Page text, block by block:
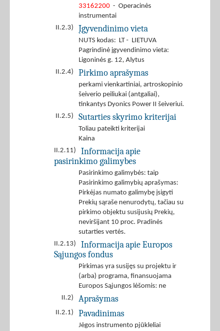
33162200 - Operacinės
instrumentai
II.2.3)
Įgyvendinimo vieta
NUTS kodas: LT - LIETUVA
Pagrindinė įgyvendinimo vieta:
Ligoninės g. 12, Alytus
II.2.4)
Pirkimo aprašymas
perkami vienkartiniai, artroskopinio
šeiverio peiliukai (antgaliai),
tinkantys Dyonics Power II šeiveriui.
II.2.5)
Sutarties skyrimo kriterijai
Toliau pateikti kriterijai
Kaina
II.2.11)
Informacija apie
pasirinkimo galimybes
Pasirinkimo galimybės: taip
Pasirinkimo galimybių aprašymas:
Pirkėjas numato galimybę įsigyti
Prekių sąraše nenurodytų, tačiau su
pirkimo objektu susijusių Prekių,
neviršijant 10 proc. Pradinės
sutarties vertės.
II.2.13)
Informacija apie Europos
Sąjungos fondus
Pirkimas yra susijęs su projektu ir
(arba) programa, finansuojama
Europos Sąjungos lėšomis: ne
II.2)
Aprašymas
II.2.1) Pavadinimas
Jėgos instrumento pjūkleliai